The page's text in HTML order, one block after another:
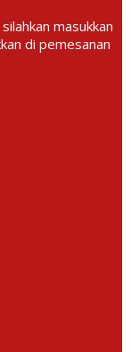
masukkan
di pemesanan